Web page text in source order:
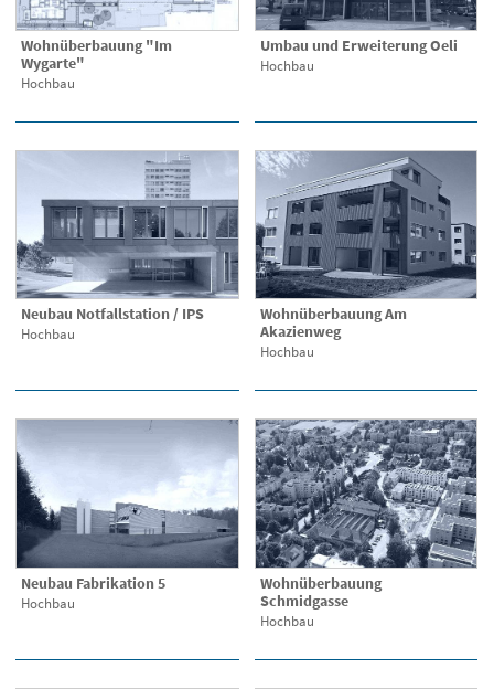
Wohnüberbauung "Im
Wygarte"
Hochbau
Umbau und Erweiterung Oeli
Hochbau
Neubau Notfallstation / IPS
Hochbau
Wohnüberbauung Am
Akazienweg
Hochbau
Neubau Fabrikation 5
Hochbau
Wohnüberbauung
Schmidgasse
Hochbau